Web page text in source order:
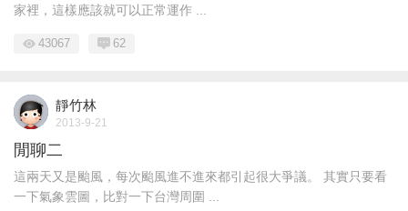
家裡，這樣應該就可以正常運作 ...
43067 62
靜竹林
2013-9-21
閒聊二
這兩天又是颱風，每次颱風進不進來都引起很大爭議。 其實只要看
一下氣象雲圖，比對一下台灣周圍 ...